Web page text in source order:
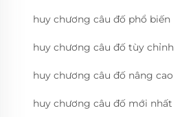
huy chương câu đố phổ biến
huy chương câu đố tùy chỉnh
huy chương câu đố nâng cao
huy chương câu đố mới nhất